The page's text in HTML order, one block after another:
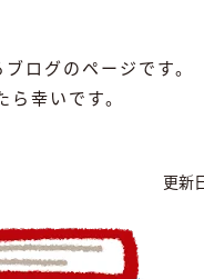
ログのページです。
幸いです。
更